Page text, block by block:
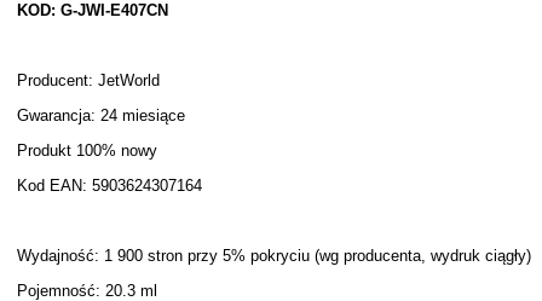
KOD: G-JWI-E407CN
Producent: JetWorld
Gwarancja: 24 miesiące
Produkt 100% nowy
Kod EAN: 5903624307164
Wydajność: 1 900 stron przy 5% pokryciu (wg producenta, wydruk ciągły)
Pojemność: 20.3 ml